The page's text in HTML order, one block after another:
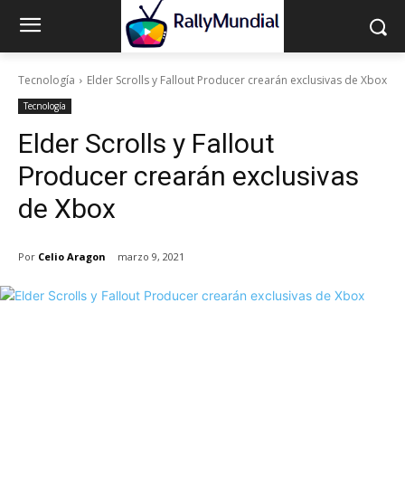
Tecnología Elder Scrolls y Fallout Producer crearán exclusivas de Xbox
Tecnología
Elder Scrolls y Fallout
Producer crearán exclusivas
de Xbox
Por Celio Aragon marzo 9, 2021